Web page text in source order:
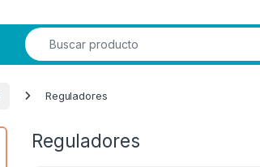
Search for:
Reguladores
Reguladores